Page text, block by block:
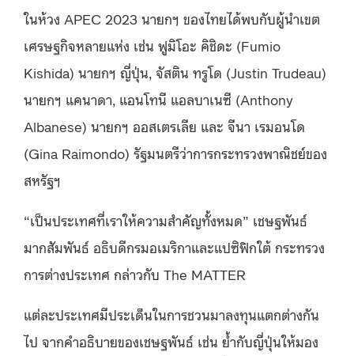
ในห้วง APEC 2023 นายกฯ ของไทยได้พบกับผู้นำเขต
เศรษฐกิจหลายแห่ง เช่น ฟูมิโอะ คิชิดะ (Fumio
Kishida) นายกฯ ญี่ปุ่น, จัสติน ทรูโด (Justin Trudeau)
นายกฯ แคนาดา, แอนโทนี แอลบาเนซี (Anthony
Albanese) นายกฯ ออสเตรเลีย และ จีนา เรมอนโด
(Gina Raimondo) รัฐมนตรีว่าการกระทรวงพาณิชย์ของ
สหรัฐฯ
“เป็นประเทศที่เราให้ความสำคัญทั้งหมด” เชษฐพันธ์
มากสัมพันธ์ อธิบดีกรมอเมริกาและแปซิฟิกใต้ กระทรวง
การต่างประเทศ กล่าวกับ The MATTER
แต่ละประเทศมีประเด็นในการชวนมาลงทุนแตกต่างกัน
ไป จากคำอธิบายของเชษฐพันธ์ เช่น ย้ำกับญี่ปุ่นให้มอง